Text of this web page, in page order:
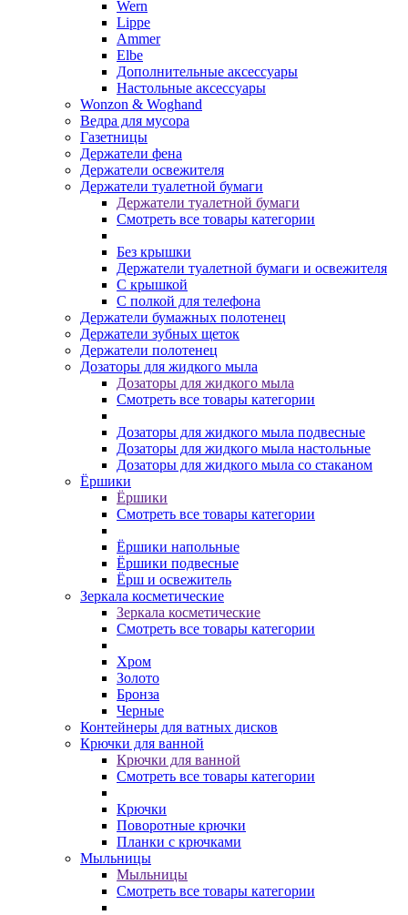
Wern
Lippe
Ammer
Elbe
Дополнительные аксессуары
Настольные аксессуары
Wonzon & Woghand
Ведра для мусора
Газетницы
Держатели фена
Держатели освежителя
Держатели туалетной бумаги
Держатели туалетной бумаги
Смотреть все товары категории
Без крышки
Держатели туалетной бумаги и освежителя
С крышкой
С полкой для телефона
Держатели бумажных полотенец
Держатели зубных щеток
Держатели полотенец
Дозаторы для жидкого мыла
Дозаторы для жидкого мыла
Смотреть все товары категории
Дозаторы для жидкого мыла подвесные
Дозаторы для жидкого мыла настольные
Дозаторы для жидкого мыла со стаканом
Ёршики
Ёршики
Смотреть все товары категории
Ёршики напольные
Ёршики подвесные
Ёрш и освежитель
Зеркала косметические
Зеркала косметические
Смотреть все товары категории
Хром
Золото
Бронза
Черные
Контейнеры для ватных дисков
Крючки для ванной
Крючки для ванной
Смотреть все товары категории
Крючки
Поворотные крючки
Планки с крючками
Мыльницы
Мыльницы
Смотреть все товары категории